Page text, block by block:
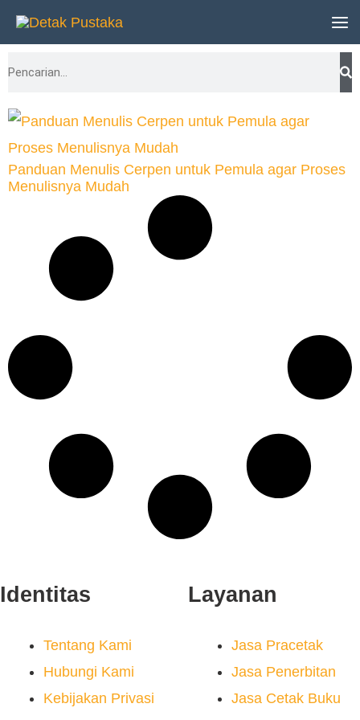
Lewati
konten
Search
Panduan Menulis Cerpen untuk Pemula agar Proses
Menulisnya Mudah
Identitas
Tentang Kami
Hubungi Kami
Kebijakan Privasi
Layanan
Jasa Pracetak
Jasa Penerbitan
Jasa Cetak Buku